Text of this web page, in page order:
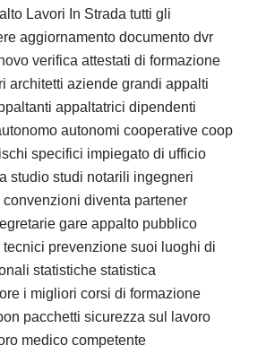
Lavori In Strada tutti gli
aggiornamento documento dvr
verifica attestati di formazione
architetti aziende grandi appalti
appaltatrici dipendenti
autonomi cooperative coop
specifici impiegato di ufficio
studio studi notarili ingegneri
diventa partener
gare appalto pubblico
prevenzione suoi luoghi di
statistiche statistica
i migliori corsi di formazione
pacchetti sicurezza sul lavoro
medico competente